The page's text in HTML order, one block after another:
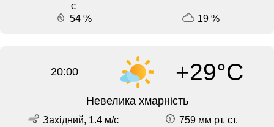
с
54 % 19 %
20:00 +29°C
Невелика хмарність
Західний, 1.4 м/с
759 мм рт. ст.